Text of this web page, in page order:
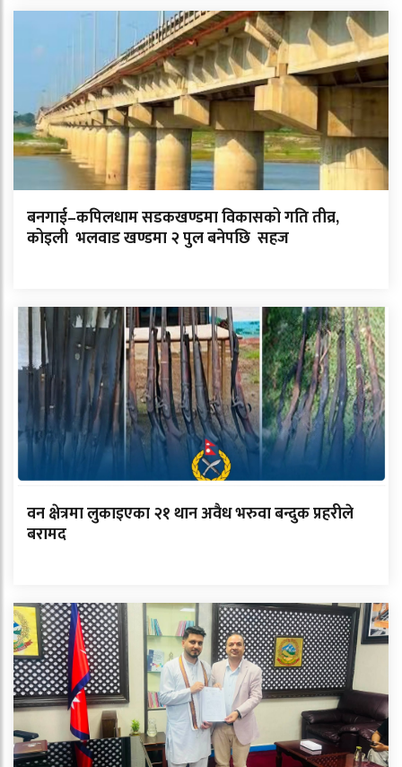
बनगाई–कपिलधाम सडकखण्डमा विकासको गति तीव्र,
कोइली भलवाड खण्डमा २ पुल बनेपछि सहज
वन क्षेत्रमा लुकाइएका २१ थान अवैध भरुवा बन्दुक प्रहरीले
बरामद